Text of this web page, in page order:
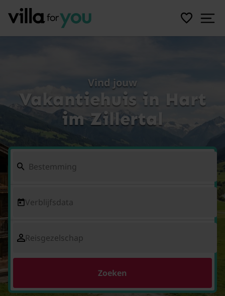
Vind jouw
Vakantiehuis in Hart
im Zillertal
Verblijfsdata
Reisgezelschap
Zoeken